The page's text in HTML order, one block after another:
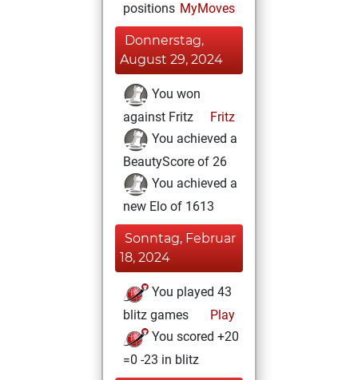
positions MyMoves
Donnerstag,
August 29, 2024
You won
against Fritz
Fritz
You achieved a
BeautyScore of 26
You achieved a
new Elo of 1613
Sonntag, Februar
18, 2024
You played 43
blitz games
Play
You scored +20
=0 -23 in blitz